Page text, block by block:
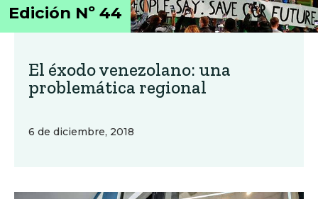
Edición Nº 44
El éxodo venezolano: una
problemática regional
6 de diciembre, 2018